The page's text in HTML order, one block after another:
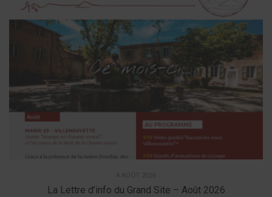
La Lettre d’info du Grand Site – Août 2026